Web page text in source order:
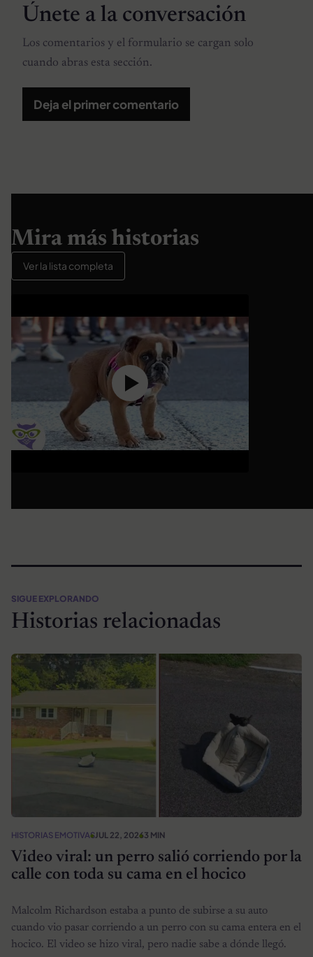
Únete a la conversación
Los comentarios y el formulario se cargan solo
cuando abras esta sección.
Deja el primer comentario
Mira más historias
Ver la lista completa
SIGUE EXPLORANDO
Historias relacionadas
HISTORIAS EMOTIVASJUL 22, 20263 MIN
Video viral: un perro salió corriendo por la
calle con toda su cama en el hocico
Malcolm Richardson estaba a punto de subirse a su auto
cuando vio pasar corriendo a un perro con su cama entera en el
hocico. El video se hizo viral, pero nadie sabe a dónde llegó.